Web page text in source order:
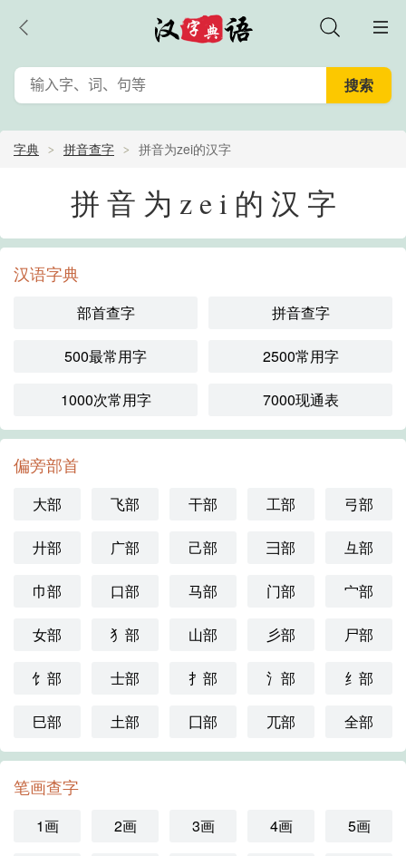
字典 拼音查字 拼音为zei的汉字
拼音为zei的汉字
汉语字典
部首查字 拼音查字
500最常用字 2500常用字
1000次常用字 7000现通表
偏旁部首
大部 飞部 干部 工部 弓部
廾部 广部 己部 彐部 彑部
巾部 口部 马部 门部 宀部
女部 犭部 山部 彡部 尸部
饣部 士部 扌部 氵部 纟部
巳部 土部 囗部 兀部 全部
笔画查字
1画 2画 3画 4画 5画